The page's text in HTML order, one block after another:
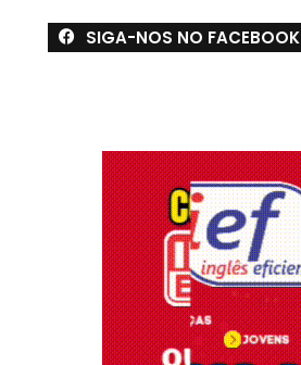
SIGA-NOS NO FACEBOOK